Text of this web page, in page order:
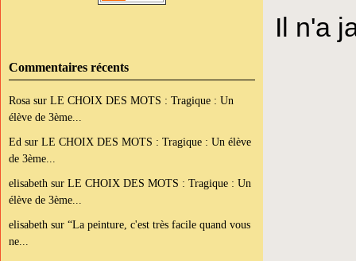
Commentaires récents
Rosa sur LE CHOIX DES MOTS : Tragique : Un
élève de 3ème...
Ed sur LE CHOIX DES MOTS : Tragique : Un élève
de 3ème...
elisabeth sur LE CHOIX DES MOTS : Tragique : Un
élève de 3ème...
elisabeth sur “La peinture, c'est très facile quand vous
ne...
Il n'a